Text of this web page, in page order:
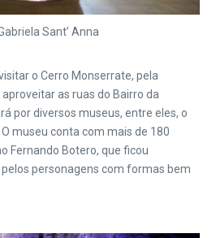
Sant’ Anna
o Cerro Monserrate, pela
as ruas do Bairro da
por diversos museus, entre eles, o
museu conta com mais de 180
Fernando Botero, que ficou
personagens com formas bem